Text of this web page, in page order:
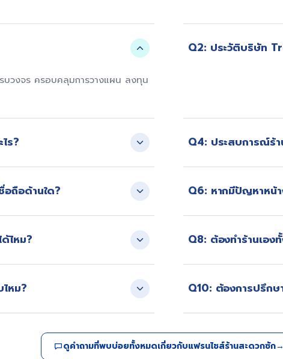
บวงจร ครอบคลุมการวางแผน ลงทุน
Q2: ประวัติบริษัท
ร? Q4: ประสบการณ์ร้า
จริงในหลายพื้นที่ทั่วประ
อถือด้านใด? Q6: หากมีปัญหาหน้า
บริษัท
ไหม? Q8: ต้องทำร้านเอ
หม? Q10: ต้องการปรึกษ
เบื้องต้นได้
ดูคำถามที่พบบ่อยทั้งหมดเกี่ยวกับแฟรนไชส์ร้านสะดวกซัก→